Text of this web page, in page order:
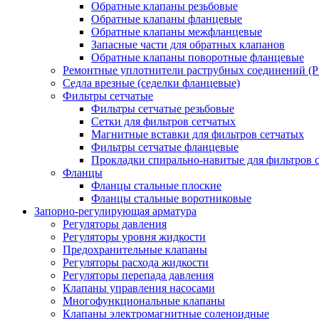
Обратные клапаны резьбовые
Обратные клапаны фланцевые
Обратные клапаны межфланцевые
Запасные части для обратных клапанов
Обратные клапаны поворотные фланцевые
Ремонтные уплотнители раструбных соединений
Седла врезные (седелки фланцевые)
Фильтры сетчатые
Фильтры сетчатые резьбовые
Сетки для фильтров сетчатых
Магнитные вставки для фильтров сетчатых
Фильтры сетчатые фланцевые
Прокладки спирально-навитые для фильтров
Фланцы
Фланцы стальные плоские
Фланцы стальные воротниковые
Запорно-регулирующая арматура
Регуляторы давления
Регуляторы уровня жидкости
Предохранительные клапаны
Регуляторы расхода жидкости
Регуляторы перепада давления
Клапаны управления насосами
Многофункциональные клапаны
Клапаны электромагнитные соленоидные